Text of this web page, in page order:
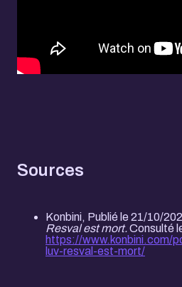
Sources
Konbini, Publié le 21/10/
Resval est mort.Consulté
https://www.konbini.com/
luv-resval-est-mort/